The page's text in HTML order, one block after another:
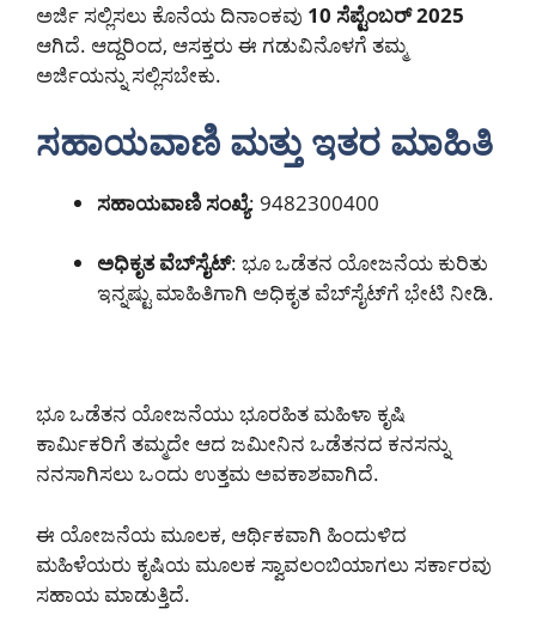
ಅರ್ಜಿ ಸಲ್ಲಿಸಲು ಕೊನೆಯ ದಿನಾಂಕವು 10 ಸೆಪ್ಟೆಂಬರ್ 2025
ಆಗಿದೆ. ಆದ್ದರಿಂದ, ಆಸಕ್ತರು ಈ ಗಡುವಿನೊಳಗೆ ತಮ್ಮ
ಅರ್ಜಿಯನ್ನು ಸಲ್ಲಿಸಬೇಕು.
ಸಹಾಯವಾಣಿ ಮತ್ತು ಇತರ ಮಾಹಿತಿ
ಸಹಾಯವಾಣಿ ಸಂಖ್ಯೆ: 9482300400
ಅಧಿಕೃತ ವೆಬ್‌ಸೈಟ್: ಭೂ ಒಡೆತನ ಯೋಜನೆಯ ಕುರಿತು
ಇನ್ನಷ್ಟು ಮಾಹಿತಿಗಾಗಿ ಅಧಿಕೃತ ವೆಬ್‌ಸೈಟ್‌ಗೆ ಭೇಟಿ ನೀಡಿ.
ಭೂ ಒಡೆತನ ಯೋಜನೆಯು ಭೂರಹಿತ ಮಹಿಳಾ ಕೃಷಿ
ಕಾರ್ಮಿಕರಿಗೆ ತಮ್ಮದೇ ಆದ ಜಮೀನಿನ ಒಡೆತನದ ಕನಸನ್ನು
ನನಸಾಗಿಸಲು ಒಂದು ಉತ್ತಮ ಅವಕಾಶವಾಗಿದೆ.
ಈ ಯೋಜನೆಯ ಮೂಲಕ, ಆರ್ಥಿಕವಾಗಿ ಹಿಂದುಳಿದ
ಮಹಿಳೆಯರು ಕೃಷಿಯ ಮೂಲಕ ಸ್ವಾವಲಂಬಿಯಾಗಲು ಸರ್ಕಾರವು
ಸಹಾಯ ಮಾಡುತ್ತಿದೆ.